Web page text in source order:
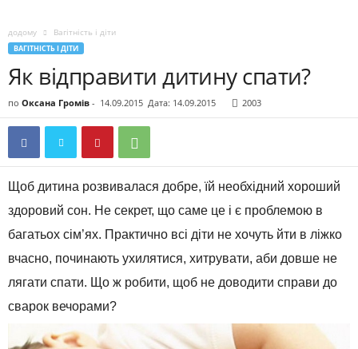
додому Вагітність і діти
ВАГІТНІСТЬ І ДІТИ
Як відправити дитину спати?
по Оксана Громів - 14.09.2015 Дата: 14.09.2015 2003
Щоб дитина розвивалася добре, їй необхідний хороший
здоровий сон. Не секрет, що саме це і є проблемою в
багатьох сім’ях. Практично всі діти не хочуть йти в ліжко
вчасно, починають ухилятися, хитрувати, аби довше не
лягати спати. Що ж робити, щоб не доводити справи до
сварок вечорами?